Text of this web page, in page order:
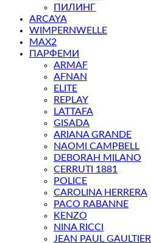
ПИЛИНГ
ARCAYA
WIMPERNWELLE
MAX2
ПАРФЕМИ
ARMAF
AFNAN
ELITE
REPLAY
LATTAFA
GISADA
ARIANA GRANDE
NAOMI CAMPBELL
DEBORAH MILANO
CERRUTI 1881
POLICE
CAROLINA HERRERA
PACO RABANNE
KENZO
NINA RICCI
JEAN PAUL GAULTIER